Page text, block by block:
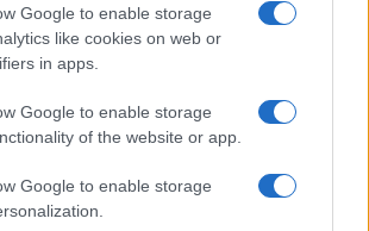
Google to enable storage
like cookies on web or
in apps.
Google to enable storage
of the website or app.
Google to enable storage
para visitar en Londres trata
parte de la historia de la
el desarrollo del